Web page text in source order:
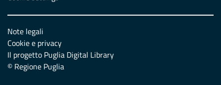
Note legali
Cookie e privacy
Il progetto Puglia Digital Library
© Regione Puglia